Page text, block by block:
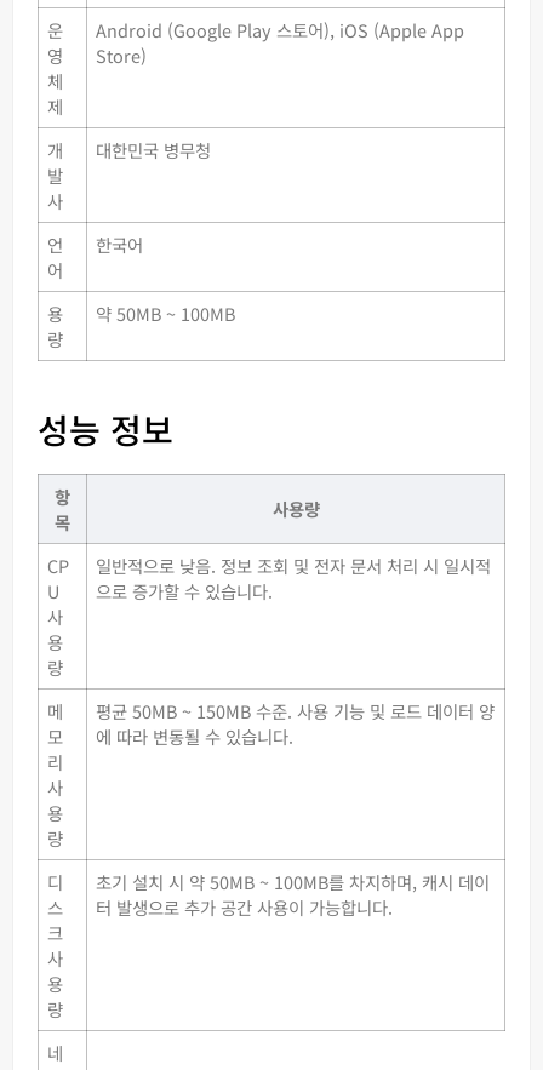
운
영
체
제
Android (Google Play 스토어), iOS (Apple App
Store)
개
발
사
대한민국 병무청
언
어
한국어
용
량
약 50MB ~ 100MB
성능 정보
항
목
사용량
CP
U
사
용
량
일반적으로 낮음. 정보 조회 및 전자 문서 처리 시 일시적
으로 증가할 수 있습니다.
메
모
리
사
용
량
평균 50MB ~ 150MB 수준. 사용 기능 및 로드 데이터 양
에 따라 변동될 수 있습니다.
디
스
크
사
용
량
초기 설치 시 약 50MB ~ 100MB를 차지하며, 캐시 데이
터 발생으로 추가 공간 사용이 가능합니다.
네